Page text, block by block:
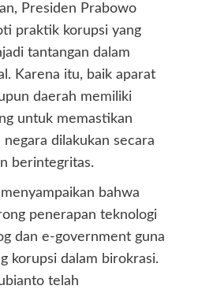
Presiden Prabowo
praktik korupsi yang
tantangan dalam
Karena itu, baik aparat
daerah memiliki
untuk memastikan
dilakukan secara
berintegritas.
bahwa
penerapan teknologi
dan e-government guna
korupsi dalam birokrasi.
telah